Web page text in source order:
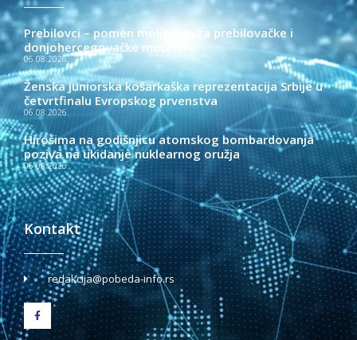
Prebilovci – pomen molitvom za prebilovačke i
donjohercegovačke mučenike
06.08.2026.
Ženska juniorska košarkaška reprezentacija Srbije u
četvrtfinalu Evropskog prvenstva
06.08.2026.
Hirošima na godišnjicu atomskog bombardovanja
poziva na ukidanje nuklearnog oružja
06.08.2026.
Kontakt
redakcija@pobeda-info.rs